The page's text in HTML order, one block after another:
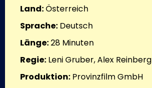
Land:Österreich
Sprache: Deutsch
Länge:28 Minuten
Regie: Leni Gruber, Alex Reinberg
Produktion: Provinzfilm GmbH